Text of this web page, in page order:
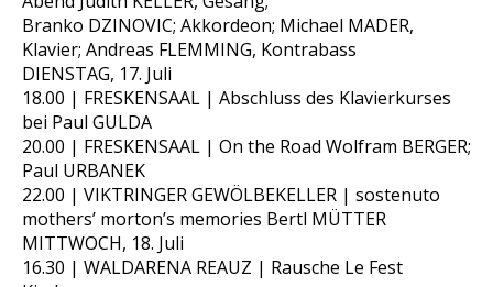
Branko DZINOVIC; Akkordeon; Michael MADER,
Klavier; Andreas FLEMMING, Kontrabass
DIENSTAG, 17. Juli
18.00 | FRESKENSAAL | Abschluss des Klavierkurses
bei Paul GULDA
20.00 | FRESKENSAAL | On the Road Wolfram BERGER;
Paul URBANEK
22.00 | VIKTRINGER GEWÖLBEKELLER | sostenuto
mothers’ morton’s memories Bertl MÜTTER
MITTWOCH, 18. Juli
16.30 | WALDARENA REAUZ | Rausche Le Fest